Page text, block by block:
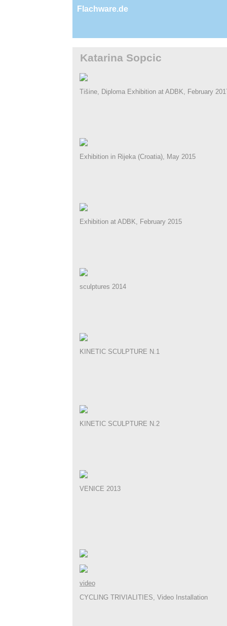
Flachware.de
Katarina Sopcic
Tišine, Diploma Exhibition at ADBK, February
Exhibition in Rijeka (Croatia), May 2015
Exhibition at ADBK, February 2015
sculptures 2014
KINETIC SCULPTURE N.1
KINETIC SCULPTURE N.2
VENICE 2013
video
CYCLING TRIVIALITIES, Video Installation